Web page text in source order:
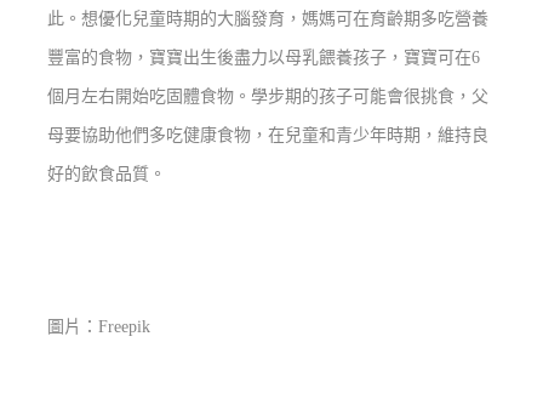
此。想優化兒童時期的大腦發育，媽媽可在育齡期多吃營養
豐富的食物，寶寶出生後盡力以母乳餵養孩子，寶寶可在6
個月左右開始吃固體食物。學步期的孩子可能會很挑食，父
母要協助他們多吃健康食物，在兒童和青少年時期，維持良
好的飲食品質。
圖片：Freepik